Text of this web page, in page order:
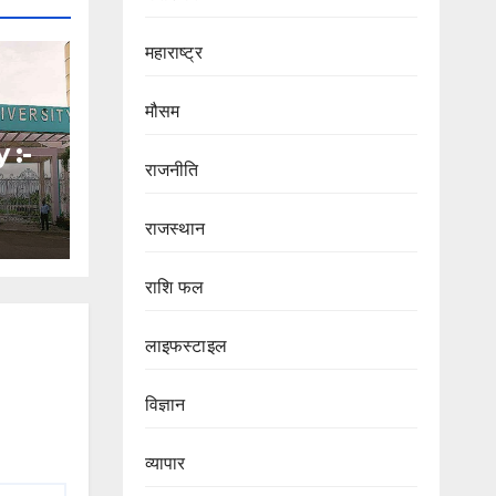
:-
महाराष्ट्र
मौसम
राजनीति
राजस्थान
राशि फल
लाइफस्टाइल
विज्ञान
व्यापार